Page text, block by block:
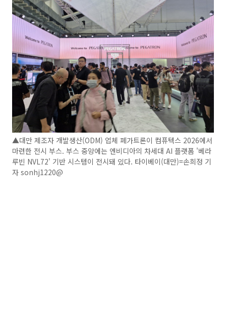
▲대만 제조자 개발생산(ODM) 업체 페가트론이 컴퓨텍스 2026에서
마련한 전시 부스. 부스 중앙에는 엔비디아의 차세대 AI 플랫폼 '베라
루빈 NVL72' 기반 시스템이 전시돼 있다. 타이베이(대만)=손희정 기
자 sonhj1220@